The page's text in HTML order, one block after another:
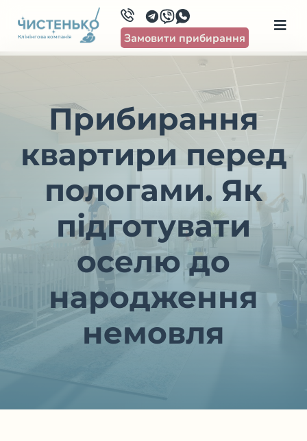
Клінінгова компанія Замовити прибирання
Прибирання
квартири перед
пологами. Як
підготувати
оселю до
народження
немовля